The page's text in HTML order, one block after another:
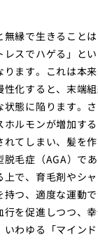
縁で生きること
スでハゲる」と
ます。これは本
化すると、末端
態に陥ります。
ルモンが増加す
れてしまい、髪を
毛症（AGA）で
上で、育毛剤やシ
つ、適度な運動
を促進しつつ、
わゆる「マイン